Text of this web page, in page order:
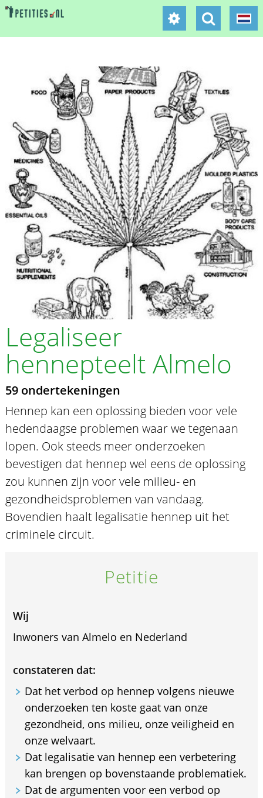
Legaliseer
hennepteelt Almelo
59 ondertekeningen
Hennep kan een oplossing bieden voor vele
hedendaagse problemen waar we tegenaan
lopen. Ook steeds meer onderzoeken
bevestigen dat hennep wel eens de oplossing
zou kunnen zijn voor vele milieu- en
gezondheidsproblemen van vandaag.
Bovendien haalt legalisatie hennep uit het
criminele circuit.
Petitie
Wij
Inwoners van Almelo en Nederland
constateren dat:
Dat het verbod op hennep volgens nieuwe
onderzoeken ten koste gaat van onze
gezondheid, ons milieu, onze veiligheid en
onze welvaart.
Dat legalisatie van hennep een verbetering
kan brengen op bovenstaande problematiek.
Dat de argumenten voor een verbod op